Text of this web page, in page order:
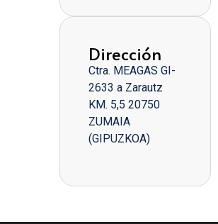
Dirección
Ctra. MEAGAS GI-
2633 a Zarautz
KM. 5,5 20750
ZUMAIA
(GIPUZKOA)